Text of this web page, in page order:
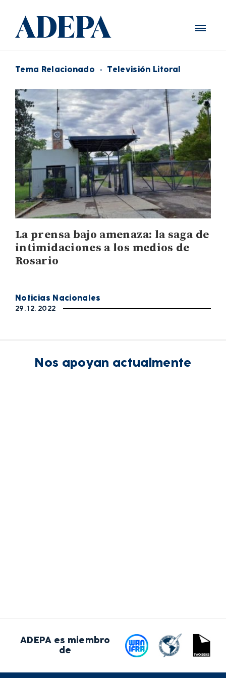
Tema Relacionado · Televisión Litoral
La prensa bajo amenaza: la saga de
intimidaciones a los medios de
Rosario
Noticias Nacionales
29. 12. 2022
Nos apoyan actualmente
ADEPA es miembro
de